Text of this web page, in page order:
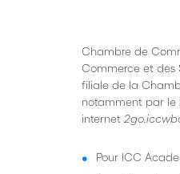
Chambre de
Commerce et des
filiale de la
notamment par le
internet
Pour ICC